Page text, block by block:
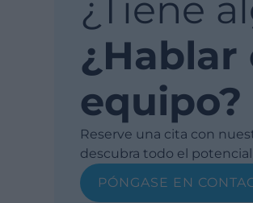
¿Tiene
¿Hablar
equipo?
Reserve una cita con
descubra todo el
PÓNGASE EN